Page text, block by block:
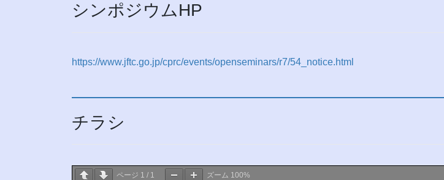
シンポジウムHP
https://www.jftc.go.jp/cprc/events/openseminars/r7/54_notice.html
チラシ
ページ 1 / 1 ズーム 100%